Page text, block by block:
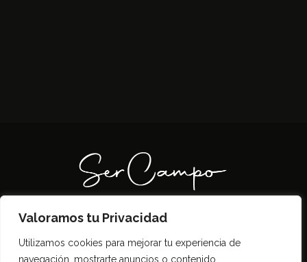
Valoramos tu Privacidad
Utilizamos cookies para mejorar tu experiencia de
navegación, mostrarte anuncios o contenido
(2023)